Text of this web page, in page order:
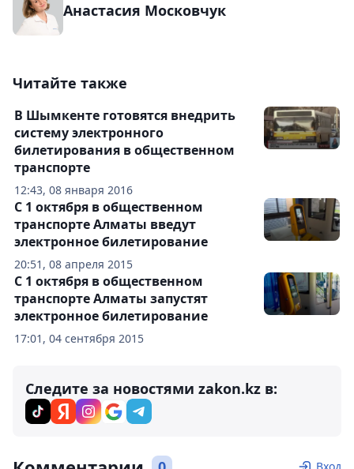
Анастасия Московчук
Читайте также
12:43, 08 января 2016
В Шымкенте готовятся внедрить
систему электронного
билетирования в общественном
транспорте
20:51, 08 апреля 2015
С 1 октября в общественном
транспорте Алматы введут
электронное билетирование
17:01, 04 сентября 2015
С 1 октября в общественном
транспорте Алматы запустят
электронное билетирование
Следите за новостями zakon.kz в: